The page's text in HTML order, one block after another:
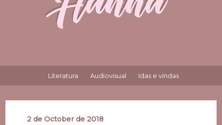
Literatura Audiovisual Idas e vindas
2 de October de 2018